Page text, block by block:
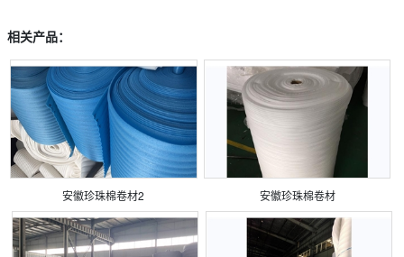
相关产品：
安徽珍珠棉卷材2 安徽珍珠棉卷材